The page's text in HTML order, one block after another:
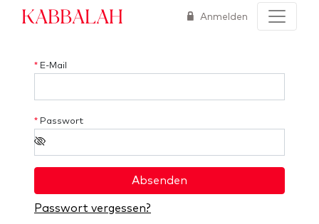
Kabbalah Anmelden
* E-Mail
* Passwort
Absenden
Passwort vergessen?